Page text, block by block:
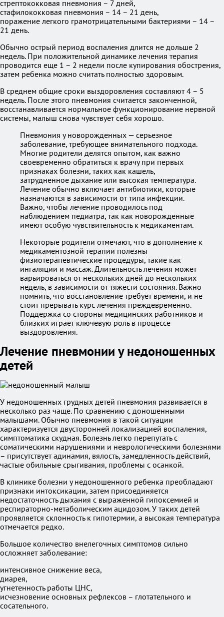
стрептококковая пневмония – 7 дней,
стафилококковая пневмония – 14 – 21 день,
поражение легкого грамотрицательными бактериями – 14 –
21 день.
Обычно острый период воспаления длится не дольше 2
недель. При положительной динамике лечения терапия
проводится еще 1 – 2 недели после купирования обострения,
затем ребенка можно считать полностью здоровым.
В среднем общие сроки выздоровления составляют 4 – 5
недель. После этого пневмония считается законченной,
восстанавливается нормальное функционирование нервной
системы, малыш снова чувствует себя хорошо.
Пневмония у новорожденных — серьезное
заболевание, требующее внимательного подхода.
Многие родители делятся опытом, как важно
своевременно обратиться к врачу при первых
признаках болезни, таких как кашель,
затрудненное дыхание или высокая температура.
Лечение обычно включает антибиотики, которые
назначаются в зависимости от типа инфекции.
Важно, чтобы лечение проводилось под
наблюдением педиатра, так как новорожденные
имеют особую чувствительность к медикаментам.
Некоторые родители отмечают, что в дополнение к
медикаментозной терапии полезны
физиотерапевтические процедуры, такие как
ингаляции и массаж. Длительность лечения может
варьироваться от нескольких дней до нескольких
недель, в зависимости от тяжести состояния. Важно
помнить, что восстановление требует времени, и не
стоит прерывать курс лечения преждевременно.
Поддержка со стороны медицинских работников и
близких играет ключевую роль в процессе
выздоровления.
Лечение пневмонии у недоношенных
детей
У недоношенных грудных детей пневмония развивается в
несколько раз чаще. По сравнению с доношенными
малышами. Обычно пневмония в такой ситуации
характеризуется двусторонней локализацией воспаления,
симптоматика скудная. Болезнь легко перепутать с
соматическими нарушениями и неврологическими болезнями
– присутствует адинамия, вялость, замедленность действий,
частые обильные срыгивания, проблемы с осанкой.
В клинике болезни у недоношенного ребенка преобладают
признаки интоксикации, затем присоединяется
недостаточность дыхания с выраженной гипоксемией и
респираторно-метаболическим ацидозом. У таких детей
проявляется склонность к гипотермии, а высокая температура
отмечается редко.
Большое количество внелегочных симптомов сильно
осложняет заболевание:
интенсивное снижение веса,
диарея,
угнетенность работы ЦНС,
исчезновение основных рефлексов – глотательного и
сосательного.